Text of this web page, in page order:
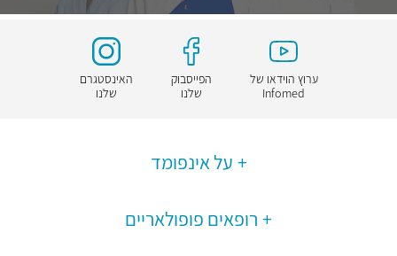
ערוץ הוידאו של
Infomed
הפייסבוק
שלנו
האינסטגרם
שלנו
על אינפומד
רופאים פופולאריים